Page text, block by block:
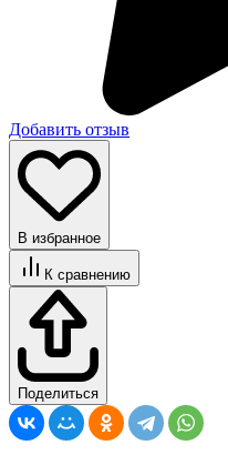
Добавить отзыв
В избранное
К сравнению
Поделиться